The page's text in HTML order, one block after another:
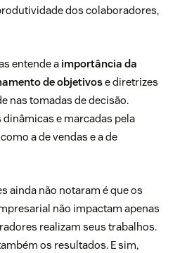
dos colaboradores,
entende a importância da
de objetivose diretrizes
nas tomadas de decisão.
e marcadas pela
a de vendas e a de
ainda não notaram é que os
não impactam apenas
realizam seus trabalhos.
os resultados. E sim,